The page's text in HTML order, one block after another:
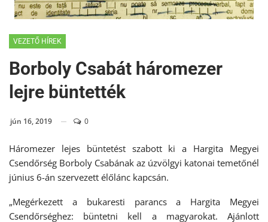
VEZETŐ HÍREK
Borboly Csabát háromezer
lejre büntették
jún 16, 2019 0
Háromezer lejes büntetést szabott ki a Hargita Megyei
Csendőrség Borboly Csabának az úzvölgyi katonai temetőnél
június 6-án szervezett élőlánc kapcsán.
„Megérkezett a bukaresti parancs a Hargita Megyei
Csendőrséghez: büntetni kell a magyarokat. Ajánlott